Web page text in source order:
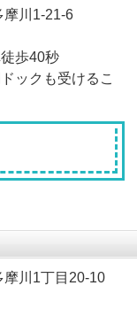
川1-21-6
歩40秒
ックも受けるこ
川1丁目20-10